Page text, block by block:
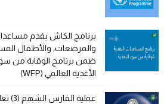
برنامج الكاش يقدم
والمرضعات، والأطفال
ضمن برنامج الوقاية من سوء
الأغذية العالمي (WFP)
عملية